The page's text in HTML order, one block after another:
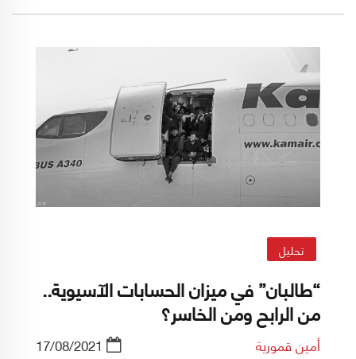
تحليل
“طالبان” في ميزان الحسابات الآسيوية..
من الرابح ومن الخاسر؟
أمين قمورية 17/08/2021